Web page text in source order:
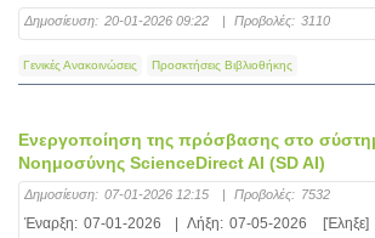
Δημοσίευση: 20-01-2026 09:22 | Προβολές: 3110
Γενικές Ανακοινώσεις Προσκτήσεις Βιβλιοθήκης
Eνεργοποίηση της πρόσβασης στο
Νοημοσύνης ScienceDirect AI (SD AI)
Δημοσίευση: 07-01-2026 12:15 | Προβολές: 7532
Έναρξη: 07-01-2026 | Λήξη: 07-05-2026 [Έληξε]